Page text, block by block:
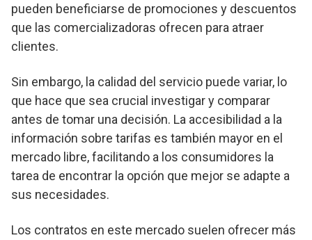
pueden beneficiarse de promociones y descuentos
que las comercializadoras ofrecen para atraer
clientes.
Sin embargo, la calidad del servicio puede variar, lo
que hace que sea crucial investigar y comparar
antes de tomar una decisión. La accesibilidad a la
información sobre tarifas es también mayor en el
mercado libre, facilitando a los consumidores la
tarea de encontrar la opción que mejor se adapte a
sus necesidades.
Los contratos en este mercado suelen ofrecer más